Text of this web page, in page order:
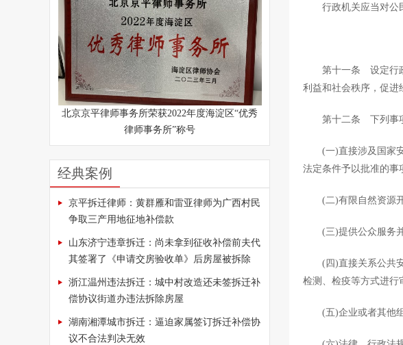
北京京平律师事务所荣获2022年度海淀区“优秀
律师事务所”称号
经典案例
京平拆迁律师：黄群雁和雷亚律师为广西村民
争取三产用地征地补偿款
山东济宁违章拆迁：尚未拿到征收补偿前夫代
其签署了《申请交房验收单》后房屋被拆除
浙江温州违法拆迁：城中村改造还未签拆迁补
偿协议街道办违法拆除房屋
湖南湘潭城市拆迁：逼迫家属签订拆迁补偿协
议不合法判决无效
行政机关应当对公民
第十一条 设定行政
利益和社会秩序，促进
第十二条 下列事项
(一)直接涉及国家安
法定条件予以批准的事
(二)有限自然资源开
(三)提供公众服务并
(四)直接关系公共安
检测、检疫等方式进行
(五)企业或者其他组